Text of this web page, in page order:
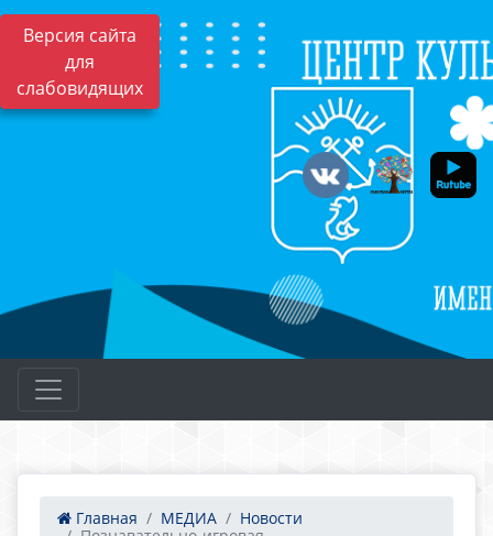
Версия сайта
для
слабовидящих
Главная МЕДИА
Новости